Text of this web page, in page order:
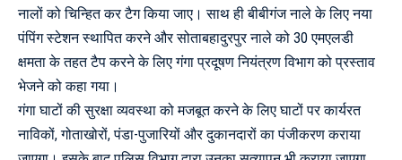
नालों को चिन्हित कर टैग किया जाए। साथ ही बीबीगंज नाले के लिए नया
पंपिंग स्टेशन स्थापित करने और सोताबहादुरपुर नाले को 30 एमएलडी
क्षमता के तहत टैप करने के लिए गंगा प्रदूषण नियंत्रण विभाग को प्रस्ताव
भेजने को कहा गया।
गंगा घाटों की सुरक्षा व्यवस्था को मजबूत करने के लिए घाटों पर कार्यरत
नाविकों, गोताखोरों, पंडा-पुजारियों और दुकानदारों का पंजीकरण कराया